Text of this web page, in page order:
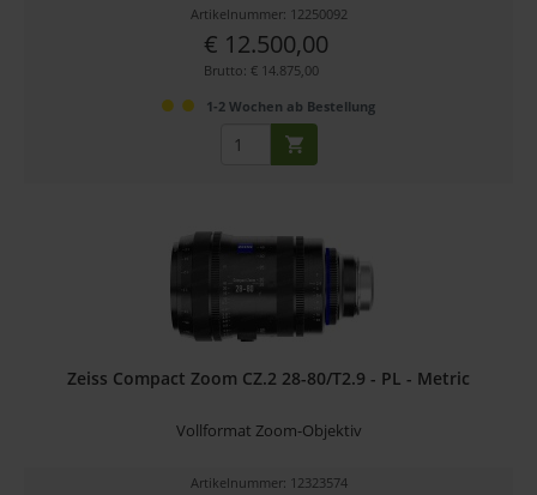
Artikelnummer: 12250092
€ 12.500,00
Brutto: € 14.875,00
1-2 Wochen ab Bestellung
Zeiss Compact Zoom CZ.2 28-80/T2.9 - PL - Metric
Vollformat Zoom-Objektiv
Artikelnummer: 12323574